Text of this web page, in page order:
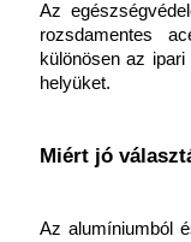
Az
rozsdamentes
különösen az
helyüket.
Miért jó
Az alumíniumból